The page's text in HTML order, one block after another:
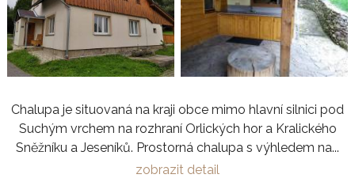
Chalupa je situovaná na kraji obce mimo hlavní silnici pod
Suchým vrchem na rozhraní Orlických hor a Kralického
Sněžníku a Jeseníků. Prostorná chalupa s výhledem na...
zobrazit detail